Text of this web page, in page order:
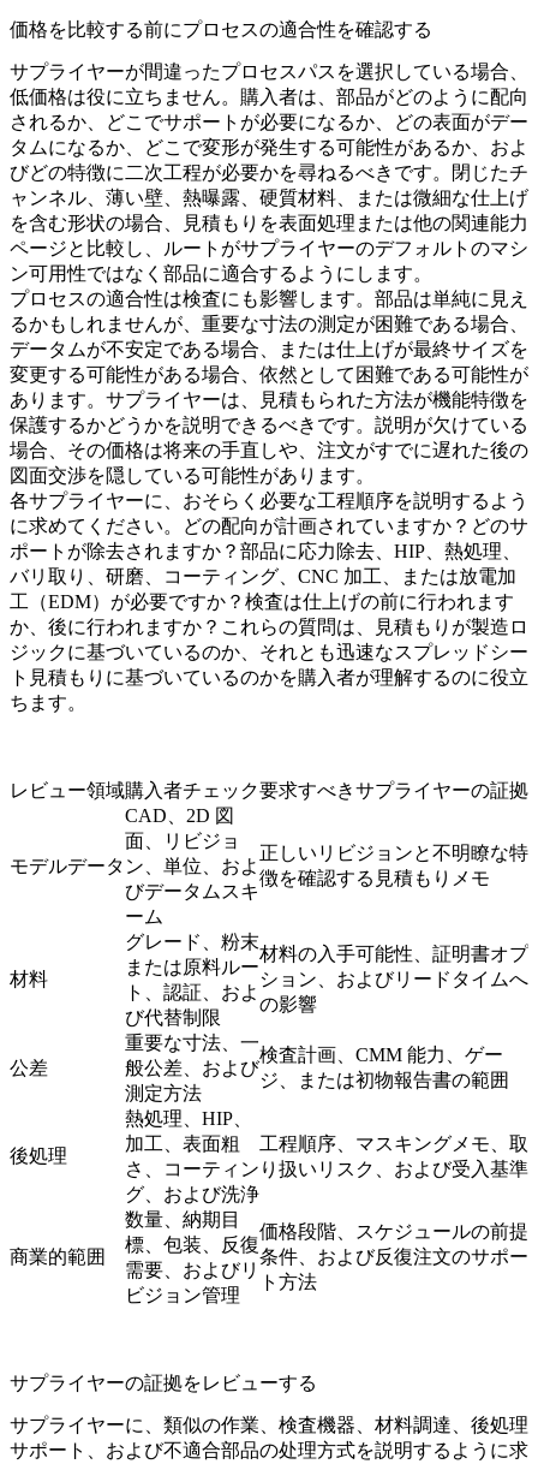
価格を比較する前にプロセスの適合性を確認する
サプライヤーが間違ったプロセスパスを選択している場合、
低価格は役に立ちません。購入者は、部品がどのように配向
されるか、どこでサポートが必要になるか、どの表面がデー
タムになるか、どこで変形が発生する可能性があるか、およ
びどの特徴に二次工程が必要かを尋ねるべきです。閉じたチ
ャンネル、薄い壁、熱曝露、硬質材料、または微細な仕上げ
を含む形状の場合、見積もりを表面処理 または他の関連能力
ページと比較し、ルートがサプライヤーのデフォルトのマシ
ン可用性ではなく部品に適合するようにします。
プロセスの適合性は検査にも影響します。部品は単純に見え
るかもしれませんが、重要な寸法の測定が困難である場合、
データムが不安定である場合、または仕上げが最終サイズを
変更する可能性がある場合、依然として困難である可能性が
あります。サプライヤーは、見積もられた方法が機能特徴を
保護するかどうかを説明できるべきです。説明が欠けている
場合、その価格は将来の手直しや、注文がすでに遅れた後の
図面交渉を隠している可能性があります。
各サプライヤーに、おそらく必要な工程順序を説明するよう
に求めてください。どの配向が計画されていますか？どのサ
ポートが除去されますか？部品に応力除去、HIP、熱処理、
バリ取り、研磨、コーティング、CNC 加工、または放電加
工（EDM）が必要ですか？検査は仕上げの前に行われます
か、後に行われますか？これらの質問は、見積もりが製造ロ
ジックに基づいているのか、それとも迅速なスプレッドシー
ト見積もりに基づいているのかを購入者が理解するのに役立
ちます。
レビュー領域購入者チェック要求すべきサプライヤーの証拠
モデルデータ
CAD、2D 図
面、リビジョ
ン、単位、およ
びデータムスキ
ーム
正しいリビジョンと不明瞭な特
徴を確認する見積もりメモ
材料
グレード、粉末
または原料ルー
ト、認証、およ
び代替制限
材料の入手可能性、証明書オプ
ション、およびリードタイムへ
の影響
公差
重要な寸法、一
般公差、および
測定方法
検査計画、CMM 能力、ゲー
ジ、または初物報告書の範囲
後処理
熱処理、HIP、
加工、表面粗
さ、コーティン
グ、および洗浄
工程順序、マスキングメモ、取
り扱いリスク、および受入基準
商業的範囲
数量、納期目
標、包装、反復
需要、およびリ
ビジョン管理
価格段階、スケジュールの前提
条件、および反復注文のサポー
ト方法
サプライヤーの証拠をレビューする
サプライヤーに、類似の作業、検査機器、材料調達、後処理
サポート、および不適合部品の处理方式を説明するように求